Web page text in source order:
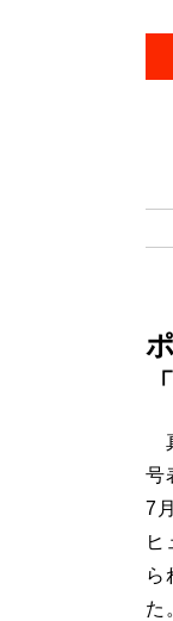
号
7
ヒ
ら
た